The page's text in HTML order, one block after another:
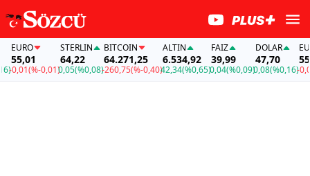
EURO
55,01
-0,01(%-0,01)
STERLIN
64,22
0,05(%0,08)
BITCOIN
64.271,25
-260,75(%-0,40)
ALTIN
6.534,92
42,34(%0,65)
FAİZ
39,99
0,04(%0,09)
DOLAR
47,70
0,08(%0,16)